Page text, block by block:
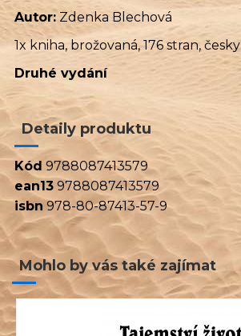
Autor: Zdenka Blechová
1x kniha, brožovaná, 176 stran, česky
Druhé vydání
Detaily produktu
Kód 9788087413579
ean13 9788087413579
isbn 978-80-87413-57-9
Mohlo by vás také zajímat